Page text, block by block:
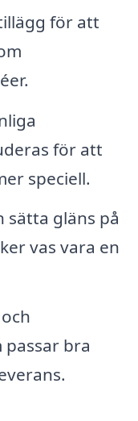
för att
för att
speciell.
sätta gläns på
vas vara en
passar bra